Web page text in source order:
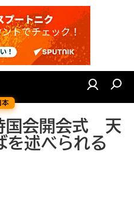
本
会開会式 天
を述べられる